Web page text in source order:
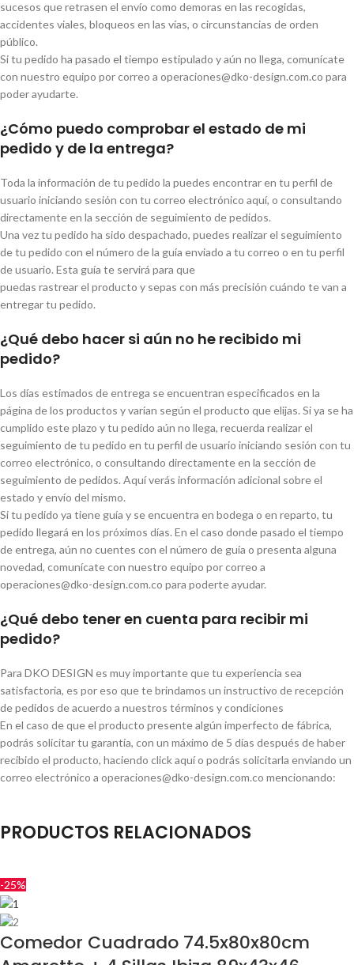
sucesos que retrasen el envío como demoras en las recogidas,
accidentes viales, bloqueos en las vías, o circunstancias de orden
público.
Si tu pedido ha pasado el tiempo estipulado y aún no llega, comunícate
con nuestro equipo por correo a operaciones@dko-design.com.co para
poder ayudarte.
¿Cómo puedo comprobar el estado de mi
pedido y de la entrega?
Toda la información de tu pedido la puedes encontrar en tu perfil de
usuario iniciando sesión con tu correo electrónico aquí, o consultando
directamente en la sección de seguimiento de pedidos.
Una vez tu pedido ha sido despachado, puedes realizar el seguimiento
de tu pedido con el número de la guía enviado a tu correo o en tu perfil
de usuario. Esta guía te servirá para que
puedas rastrear el producto y sepas con más precisión cuándo te van a
entregar tu pedido.
¿Qué debo hacer si aún no he recibido mi
pedido?
Los días estimados de entrega se encuentran especificados en la
página de los productos y varían según el producto que elijas. Si ya se ha
cumplido este plazo y tu pedido aún no llega, recuerda realizar el
seguimiento de tu pedido en tu perfil de usuario iniciando sesión con tu
correo electrónico, o consultando directamente en la sección de
seguimiento de pedidos. Aquí verás información adicional sobre el
estado y envío del mismo.
Si tu pedido ya tiene guía y se encuentra en bodega o en reparto, tu
pedido llegará en los próximos días. En el caso donde pasado el tiempo
de entrega, aún no cuentes con el número de guía o presenta alguna
novedad, comunícate con nuestro equipo por correo a
operaciones@dko-design.com.co para poderte ayudar.
¿Qué debo tener en cuenta para recibir mi
pedido?
Para DKO DESIGN es muy importante que tu experiencia sea
satisfactoria, es por eso que te brindamos un instructivo de recepción
de pedidos de acuerdo a nuestros términos y condiciones
En el caso de que el producto presente algún imperfecto de fábrica,
podrás solicitar tu garantía, con un máximo de 5 días después de haber
recibido el producto, haciendo click aquí o podrás solicitarla enviando un
correo electrónico a operaciones@dko-design.com.co mencionando:
Causas de la garantía
Consulta aquí nuestras políticas de cambios, garantías y devoluciones
¿Qué tengo que hacer si he recibido un
producto incorrecto?
PRODUCTOS RELACIONADOS
-25%
Comedor Cuadrado 74.5x80x80cm